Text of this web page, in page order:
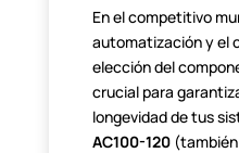
En el competitivo
automatización y el
elección del
crucial para
longevidad de tus
AC100-120(también